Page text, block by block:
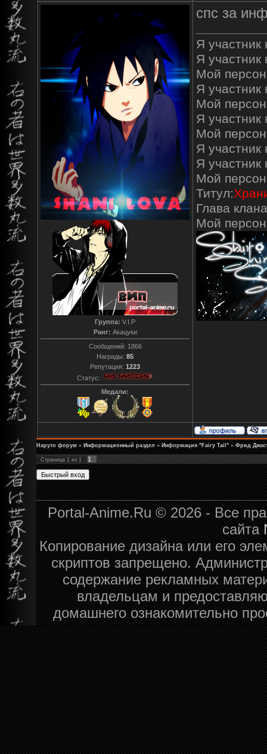
Группа: V.I.P
Ранг: Акацуки
Сообщений: 1866
Награды: 85
Репутация: 1223
Статус:
Медали:
спс за
Я участник
Я участник
Мой
Я участник
Мой
Я участник
Мой
Я участник
Я участник
Мой
Титул:
Глава
Мой
Наруто форум » Информационный раздел » Информация "Fairy Tail" » Фрид
Страница 1 из 1 1
Portal-Anime.Ru © 2026 - Все
сайта
Копирование дизайна или его
скриптов запрещено.
содержание рекламных
владельцам и
домашнего ознакомительно